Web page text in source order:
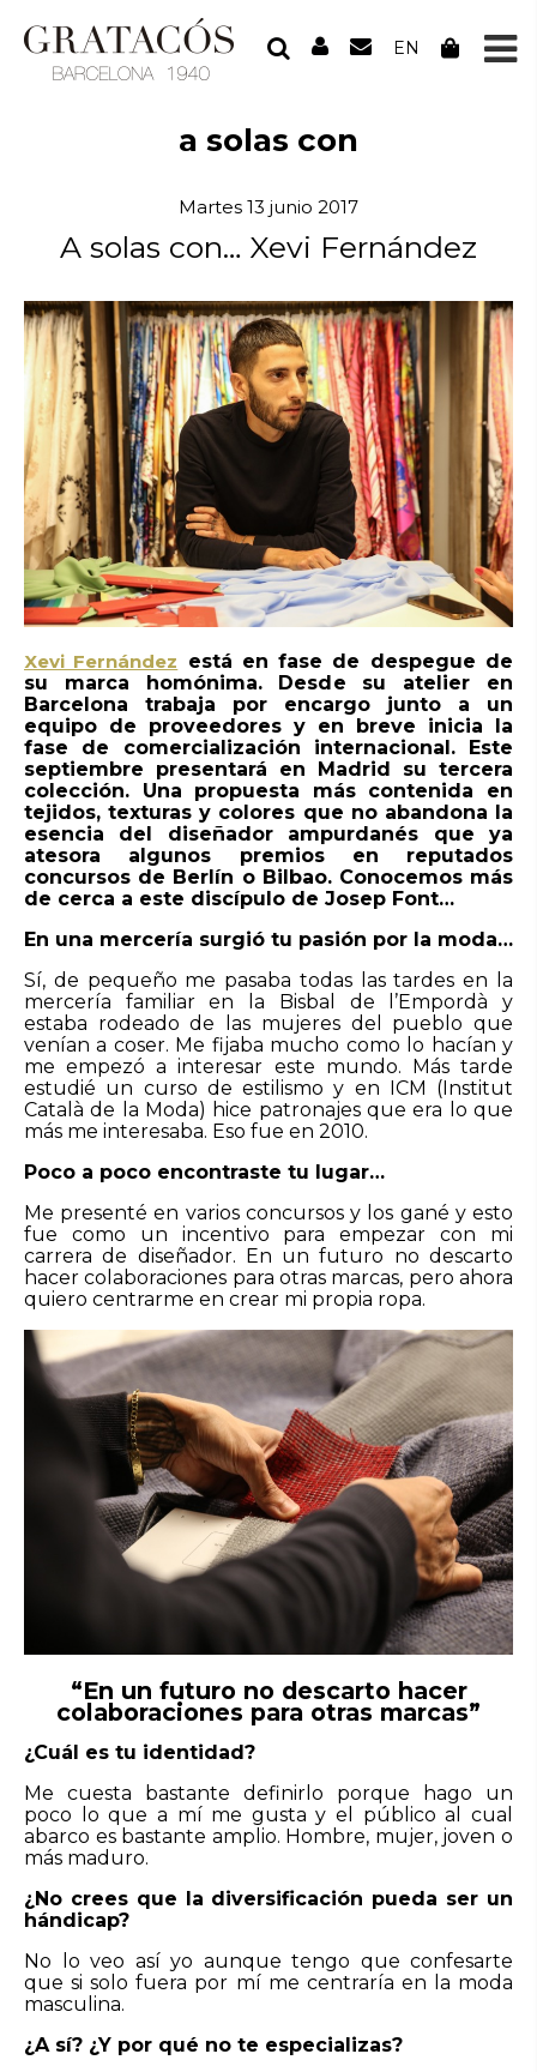
EN
a solas con
Martes 13 junio 2017
A solas con… Xevi Fernández
Xevi Fernández está en fase de despegue de
su marca homónima. Desde su atelier en
Barcelona trabaja por encargo junto a un
equipo de proveedores y en breve inicia la
fase de comercialización internacional. Este
septiembre presentará en Madrid su tercera
colección. Una propuesta más contenida en
tejidos, texturas y colores que no abandona la
esencia del diseñador ampurdanés que ya
atesora algunos premios en reputados
concursos de Berlín o Bilbao. Conocemos más
de cerca a este discípulo de Josep Font…
En una mercería surgió tu pasión por la moda…
Sí, de pequeño me pasaba todas las tardes en la
mercería familiar en la Bisbal de l’Empordà y
estaba rodeado de las mujeres del pueblo que
venían a coser. Me fijaba mucho como lo hacían y
me empezó a interesar este mundo. Más tarde
estudié un curso de estilismo y en ICM (Institut
Català de la Moda) hice patronajes que era lo que
más me interesaba. Eso fue en 2010.
Poco a poco encontraste tu lugar…
Me presenté en varios concursos y los gané y esto
fue como un incentivo para empezar con mi
carrera de diseñador. En un futuro no descarto
hacer colaboraciones para otras marcas, pero ahora
quiero centrarme en crear mi propia ropa.
“En un futuro no descarto hacer
colaboraciones para otras marcas”
¿Cuál es tu identidad?
Me cuesta bastante definirlo porque hago un
poco lo que a mí me gusta y el público al cual
abarco es bastante amplio. Hombre, mujer, joven o
más maduro.
¿No crees que la diversificación pueda ser un
hándicap?
No lo veo así yo aunque tengo que confesarte
que si solo fuera por mí me centraría en la moda
masculina.
¿A sí? ¿Y por qué no te especializas?